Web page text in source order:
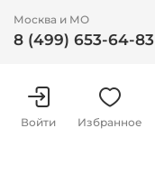
Москва и МО
8 (499) 653-64-83
Войти Избранное